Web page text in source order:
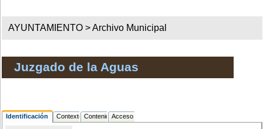
AYUNTAMIENTO >Archivo Municipal
Juzgado de la Aguas
Identificación Contexto ContenidoAcceso